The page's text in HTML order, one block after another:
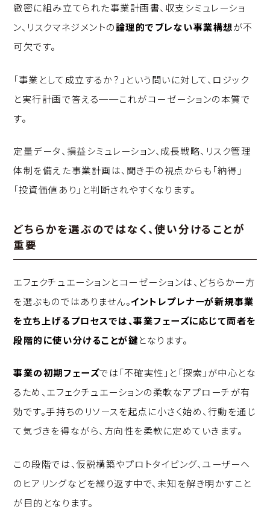
緻密に組み立てられた事業計画書、収支シミュレーショ
ン、リスクマネジメントの論理的でブレない事業構想が不
可欠です。
「事業として成立するか？」という問いに対して、ロジック
と実行計画で答える──これがコーゼーションの本質で
す。
定量データ、損益シミュレーション、成長戦略、リスク管理
体制を備えた事業計画は、聞き手の視点からも「納得」
「投資価値あり」と判断されやすくなります。
どちらかを選ぶのではなく、使い分けることが
重要
エフェクチュエーションとコーゼーションは、どちらか一方
を選ぶものではありません。イントレプレナーが新規事業
を立ち上げるプロセスでは、事業フェーズに応じて両者を
段階的に使い分けることが鍵となります。
事業の初期フェーズでは「不確実性」と「探索」が中心とな
るため、エフェクチュエーションの柔軟なアプローチが有
効です。手持ちのリソースを起点に小さく始め、行動を通じ
て気づきを得ながら、方向性を柔軟に定めていきます。
この段階では、仮説構築やプロトタイピング、ユーザーへ
のヒアリングなどを繰り返す中で、未知を解き明かすこと
が目的となります。